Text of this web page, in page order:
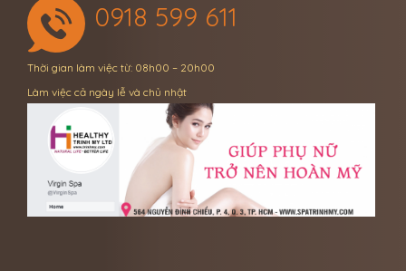
0918 599 611
Thời gian làm việc từ: 08h00 – 20h00
Làm việc cả ngày lễ và chủ nhật